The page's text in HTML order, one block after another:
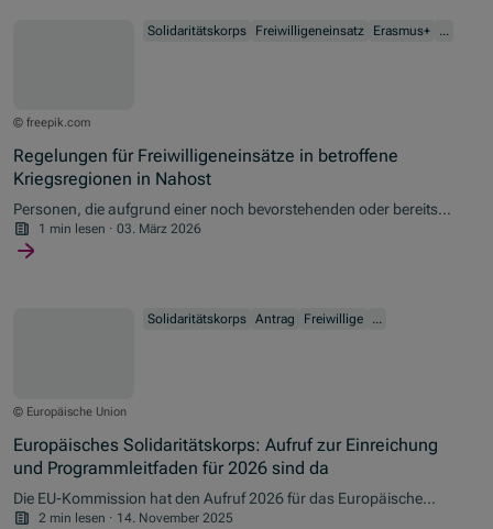
© freepik.com
Solidaritätskorps Freiwilligeneinsatz Erasmus+ ...
Regelungen für Freiwilligeneinsätze in betroffene
Kriegsregionen in Nahost
Personen, die aufgrund einer noch bevorstehenden oder bereits
angetretenen Reise Bedenken haben, sind nicht zum Antritt der
Reise bzw. zur Fortführung des Aufenthaltes im Gastland bis zum
1 min lesen · 03. März 2026
© Europäische Union
Solidaritätskorps Antrag Freiwillige ...
Europäisches Solidaritätskorps: Aufruf zur Einreichung
und Programmleitfaden für 2026 sind da
Die EU-Kommission hat den Aufruf 2026 für das Europäische
Solidaritätskorps (ESK) veröffentlicht. Für Österreich stehen
2 min lesen · 14. November 2025